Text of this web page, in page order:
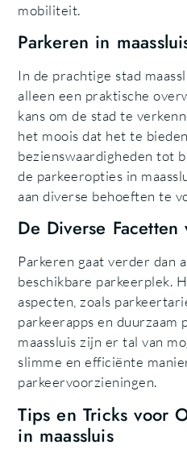
mobiliteit.
Parkeren in
In de prachtige stad
alleen een praktische
kans om de stad te
het moois dat het te
bezienswaardigheden tot
de parkeeropties in
aan diverse behoeften te
De Diverse Facetten
Parkeren gaat verder dan
beschikbare parkeerplek.
aspecten, zoals
parkeerapps en duurzaam
maassluis zijn er tal van
slimme en efficiënte
parkeervoorzieningen.
Tips en Tricks voor
in maassluis